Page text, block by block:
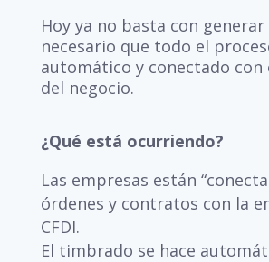
Hoy ya no basta con generar
necesario que todo el
automático y conectado con
del negocio.
¿Qué está ocurriendo?
Las empresas están
órdenes y contratos con la
CFDI.
El timbrado se hace